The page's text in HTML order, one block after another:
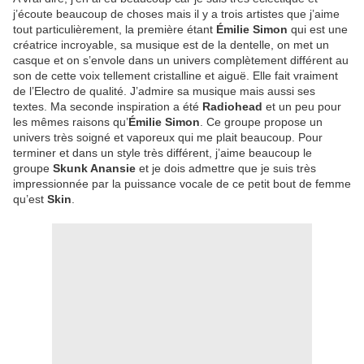
j’écoute beaucoup de choses mais il y a trois artistes que j’aime
tout particulièrement, la première étant Émilie Simon qui est une
créatrice incroyable, sa musique est de la dentelle, on met un
casque et on s’envole dans un univers complètement différent au
son de cette voix tellement cristalline et aiguë. Elle fait vraiment
de l’Electro de qualité. J’admire sa musique mais aussi ses
textes. Ma seconde inspiration a été Radiohead et un peu pour
les mêmes raisons qu’Émilie Simon . Ce groupe propose un
univers très soigné et vaporeux qui me plait beaucoup. Pour
terminer et dans un style très différent, j’aime beaucoup le
groupe Skunk Anansie et je dois admettre que je suis très
impressionnée par la puissance vocale de ce petit bout de femme
qu’est Skin